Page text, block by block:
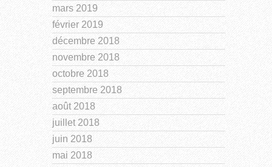
mars 2019
février 2019
décembre 2018
novembre 2018
octobre 2018
septembre 2018
août 2018
juillet 2018
juin 2018
mai 2018